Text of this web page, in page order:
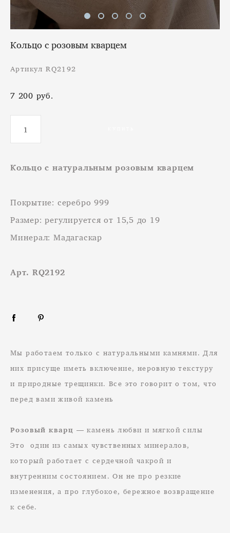
Кольцо с розовым кварцем
Артикул RQ2192
7 200 pуб.
Кольцо с натуральным розовым кварцем
Покрытие: серебро 999
Размер: регулируется от 15,5 до 19
Минерал: Мадагаскар
Арт. RQ2192
Мы работаем только с натуральными камнями. Для
них присуще иметь включение, неровную текстуру
и природные трещинки. Все это говорит о том, что
перед вами живой камень
Розовый кварц — камень любви и мягкой силы
Это один из самых чувственных минералов,
который работает с сердечной чакрой и
внутренним состоянием. Он не про резкие
изменения, а про глубокое, бережное возвращение
к себе.